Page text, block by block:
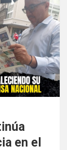
en el